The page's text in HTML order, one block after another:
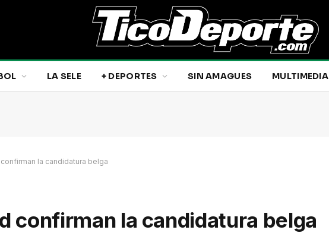
LA SELE + DEPORTES SIN AMAGUES MULTIMEDIA
la candidatura belga
confirman la candidatura belga